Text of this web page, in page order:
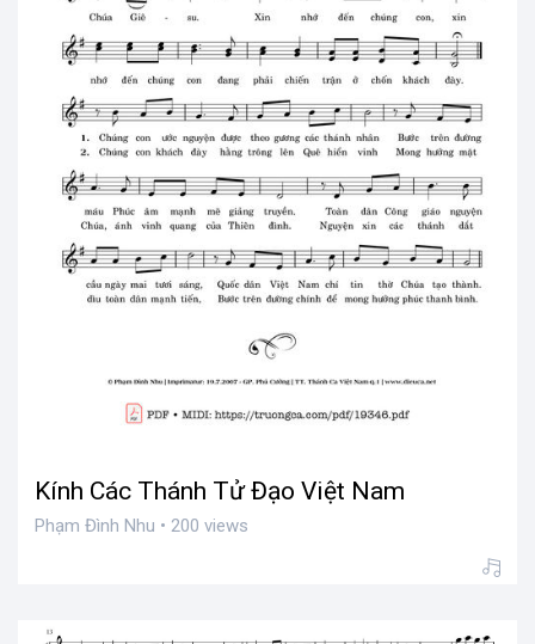
Kính Các Thánh Tử Đạo Việt Nam
Phạm Đình Nhu • 200 views